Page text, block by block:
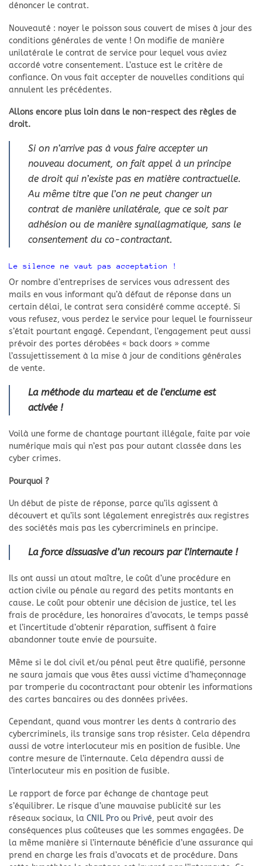
dénoncer le contrat.
Nouveauté : noyer le poisson sous couvert de mises à jour des
conditions générales de vente ! On modifie de manière
unilatérale le contrat de service pour lequel vous aviez
accordé votre consentement. L’astuce est le critère de
confiance. On vous fait accepter de nouvelles conditions qui
annulent les précédentes.
Allons encore plus loin dans le non-respect des règles de
droit.
Si on n’arrive pas à vous faire accepter un
nouveau document, on fait appel à un principe
de droit qui n’existe pas en matière contractuelle.
Au même titre que l’on ne peut changer un
contrat de manière unilatérale, que ce soit par
adhésion ou de manière synallagmatique, sans le
consentement du co-contractant.
Le silence ne vaut pas acceptation !
Or nombre d’entreprises de services vous adressent des
mails en vous informant qu’à défaut de réponse dans un
certain délai, le contrat sera considéré comme accepté. Si
vous refusez, vous perdez le service pour lequel le fournisseur
s’était pourtant engagé. Cependant, l’engagement peut aussi
prévoir des portes dérobées « back doors » comme
l’assujettissement à la mise à jour de conditions générales
de vente.
La méthode du marteau et de l’enclume est
activée !
Voilà une forme de chantage pourtant illégale, faite par voie
numérique mais qui n’est pas pour autant classée dans les
cyber crimes.
Pourquoi ?
Un début de piste de réponse, parce qu’ils agissent à
découvert et qu’ils sont légalement enregistrés aux registres
des sociétés mais pas les cybercriminels en principe.
La force dissuasive d’un recours par l’internaute !
Ils ont aussi un atout maître, le coût d’une procédure en
action civile ou pénale au regard des petits montants en
cause. Le coût pour obtenir une décision de justice, tel les
frais de procédure, les honoraires d’avocats, le temps passé
et l’incertitude d’obtenir réparation, suffisent à faire
abandonner toute envie de poursuite.
Même si le dol civil et/ou pénal peut être qualifié, personne
ne saura jamais que vous êtes aussi victime d’hameçonnage
par tromperie du cocontractant pour obtenir les informations
des cartes bancaires ou des données privées.
Cependant, quand vous montrer les dents à contrario des
cybercriminels, ils transige sans trop résister. Cela dépendra
aussi de votre interlocuteur mis en position de fusible. Une
contre mesure de l’internaute. Cela dépendra aussi de
l’interlocuteur mis en position de fusible.
Le rapport de force par échange de chantage peut
s’équilibrer. Le risque d’une mauvaise publicité sur les
réseaux sociaux, la CNIL Pro ou Privé, peut avoir des
conséquences plus coûteuses que les sommes engagées. De
la même manière si l’internaute bénéficie d’une assurance qui
prend en charge les frais d’avocats et de procédure. Dans